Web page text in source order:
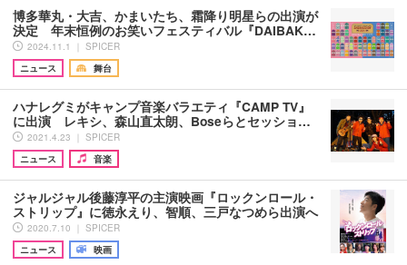
博多華丸・大吉、かまいたち、霜降り明星らの出演が
決定 年末恒例のお笑いフェスティバル『DAIBAK…
2024.11.1 ｜ SPICER
ニュース
舞台
ハナレグミがキャンプ音楽バラエティ『CAMP TV』
に出演 レキシ、森山直太朗、Boseらとセッショ…
2021.4.23 ｜ SPICER
ニュース
音楽
ジャルジャル後藤淳平の主演映画『ロックンロール・
ストリップ』に徳永えり、智順、三戸なつめら出演へ
2020.7.10 ｜ SPICER
ニュース
映画